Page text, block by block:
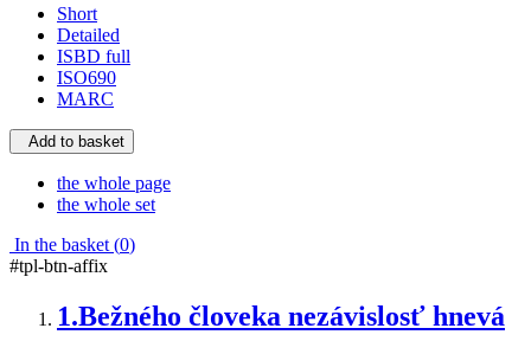
Short
Detailed
ISBD full
ISO690
MARC
Add to basket
the whole page
the whole set
In the basket (0)
#tpl-btn-affix
1.Bežného človeka nezávislosť hnevá